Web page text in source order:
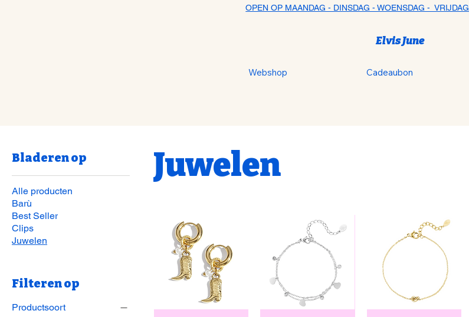
OPEN OP MAANDAG - DINSDAG - WOENSDAG - VRIJDAG
Elvis June
Webshop Cadeaubon
Bladeren op
Alle producten
Barù
Best Seller
Clips
Juwelen
Filteren op
Productsoort
Juwelen